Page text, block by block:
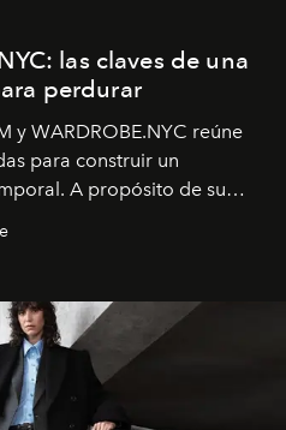
las claves de una
perdurar
y WARDROBE.NYC reúne
para construir un
A propósito de su
de la firma neoyorquina y
diseño global de la marca